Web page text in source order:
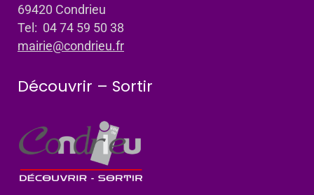
69420 Condrieu
Tel: 04 74 59 50 38
mairie@condrieu.fr
Découvrir – Sortir